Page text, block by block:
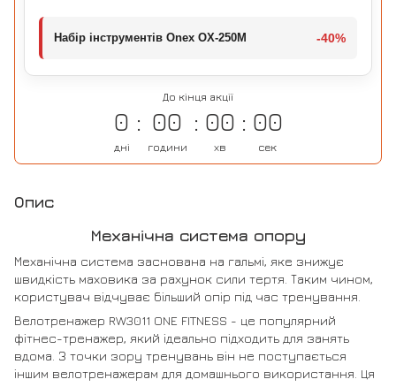
Набір інструментів Onex OX-250M -40%
До кінця акції
0
дні
00
години
00
хв
00
сек
Опис
Механічна система опору
Механічна система заснована на гальмі, яке знижує
швидкість маховика за рахунок сили тертя. Таким чином,
користувач відчуває більший опір під час тренування.
Велотренажер RW3011 ONE FITNESS - це популярний
фітнес-тренажер, який ідеально підходить для занять
вдома. З точки зору тренувань він не поступається
іншим велотренажерам для домашнього використання. Ця